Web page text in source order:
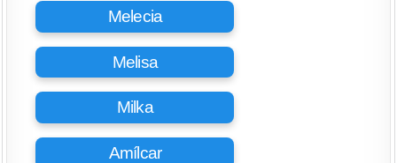
Melecia
Melisa
Milka
Amílcar